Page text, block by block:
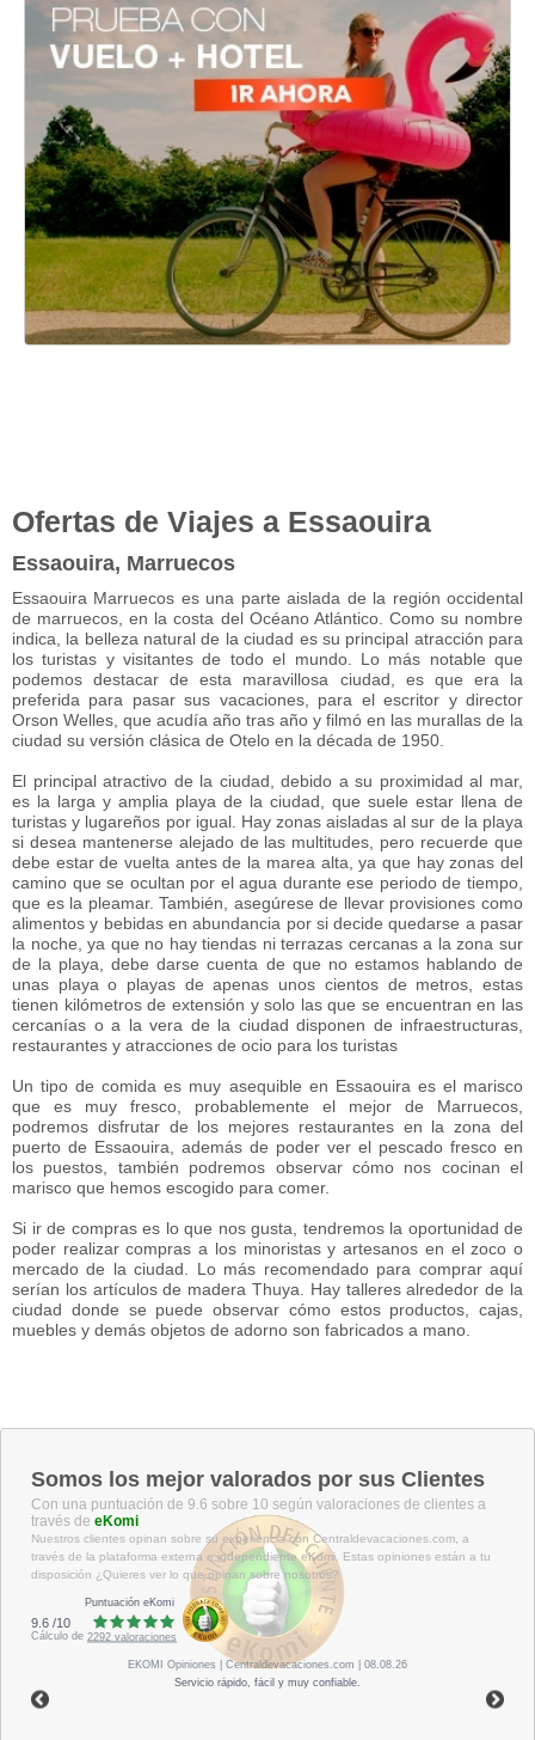
Ofertas de Viajes a Essaouira
Essaouira, Marruecos
Essaouira Marruecos es una parte aislada de la región occidental
de marruecos, en la costa del Océano Atlántico. Como su nombre
indica, la belleza natural de la ciudad es su principal atracción para
los turistas y visitantes de todo el mundo. Lo más notable que
podemos destacar de esta maravillosa ciudad, es que era la
preferida para pasar sus vacaciones, para el escritor y director
Orson Welles, que acudía año tras año y filmó en las murallas de la
ciudad su versión clásica de Otelo en la década de 1950.
El principal atractivo de la ciudad, debido a su proximidad al mar,
es la larga y amplia playa de la ciudad, que suele estar llena de
turistas y lugareños por igual. Hay zonas aisladas al sur de la playa
si desea mantenerse alejado de las multitudes, pero recuerde que
debe estar de vuelta antes de la marea alta, ya que hay zonas del
camino que se ocultan por el agua durante ese periodo de tiempo,
que es la pleamar. También, asegúrese de llevar provisiones como
alimentos y bebidas en abundancia por si decide quedarse a pasar
la noche, ya que no hay tiendas ni terrazas cercanas a la zona sur
de la playa, debe darse cuenta de que no estamos hablando de
unas playa o playas de apenas unos cientos de metros, estas
tienen kilómetros de extensión y solo las que se encuentran en las
cercanías o a la vera de la ciudad disponen de infraestructuras,
restaurantes y atracciones de ocio para los turistas
Un tipo de comida es muy asequible en Essaouira es el marisco
que es muy fresco, probablemente el mejor de Marruecos,
podremos disfrutar de los mejores restaurantes en la zona del
puerto de Essaouira, además de poder ver el pescado fresco en
los puestos, también podremos observar cómo nos cocinan el
marisco que hemos escogido para comer.
Si ir de compras es lo que nos gusta, tendremos la oportunidad de
poder realizar compras a los minoristas y artesanos en el zoco o
mercado de la ciudad. Lo más recomendado para comprar aquí
serían los artículos de madera Thuya. Hay talleres alrededor de la
ciudad donde se puede observar cómo estos productos, cajas,
muebles y demás objetos de adorno son fabricados a mano.
Somos los mejor valorados por sus Clientes
Con una puntuación de 9.6 sobre 10 según valoraciones de clientes a
través de eKomi
Nuestros clientes opinan sobre su experiencia con Centraldevacaciones.com, a
través de la plataforma externa e independiente eKomi. Estas opiniones están a tu
disposición ¿Quieres ver lo que opinan sobre nosotros?
Puntuación eKomi
9.6 /10
Cálculo de 2292 valoraciones
EKOMI Opiniones
| Centraldevacaciones.com | 08.08.26
Servicio rápido, fácil y muy confiable.